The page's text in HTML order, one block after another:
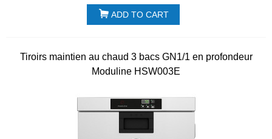
ADD TO CART
Tiroirs maintien au chaud 3 bacs GN1/1 en profondeur
Moduline HSW003E